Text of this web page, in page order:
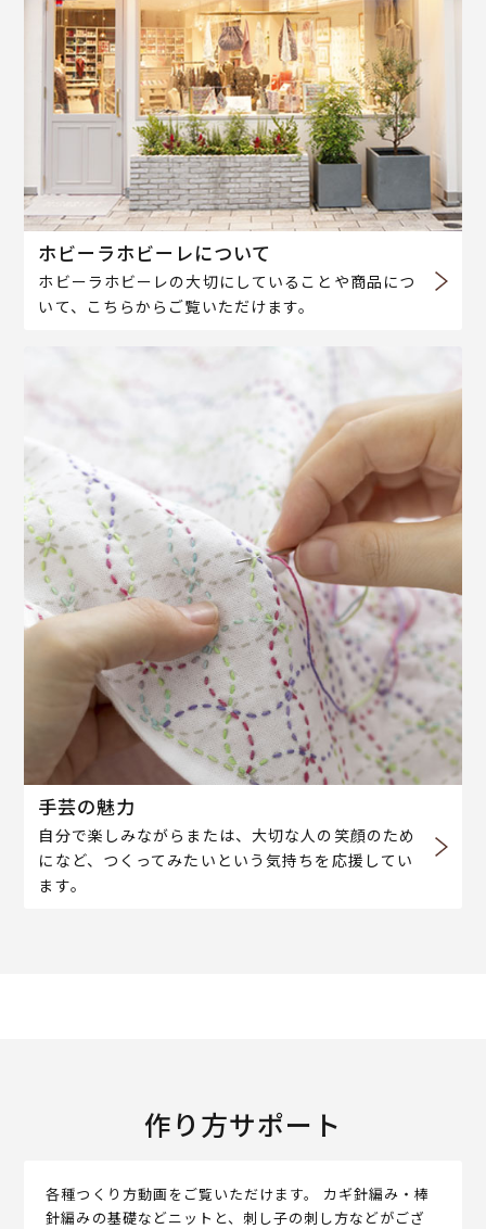
ホビーラホビーレについて
ホビーラホビーレの大切にしていることや商品につ
いて、こちらからご覧いただけます。
手芸の魅力
自分で楽しみながらまたは、大切な人の笑顔のため
になど、つくってみたいという気持ちを応援してい
ます。
作り方サポート
各種つくり方動画をご覧いただけます。 カギ針編み・棒
針編みの基礎などニットと、刺し子の刺し方などがござ